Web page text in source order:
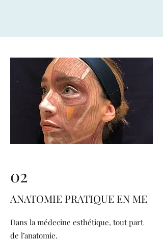
02
ANATOMIE PRATIQUE EN ME
Dans la médecine esthétique, tout part
de l’anatomie.